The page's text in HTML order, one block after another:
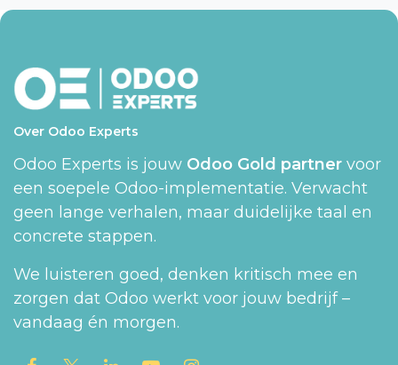
Over Odoo Experts
Odoo Experts is jouw Odoo Gold partner voor
een soepele Odoo-implementatie. Verwacht
geen lange verhalen, maar duidelijke taal en
concrete stappen.
We luisteren goed, denken kritisch mee en
zorgen dat Odoo werkt voor jouw bedrijf –
vandaag én morgen.